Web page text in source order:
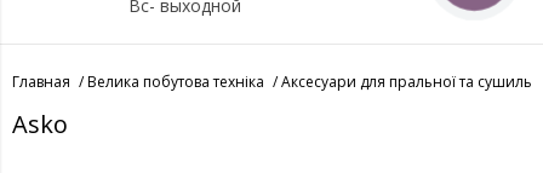
Вс- выходной
Главная Велика побутова техніка Аксесуари для пральної та
Asko